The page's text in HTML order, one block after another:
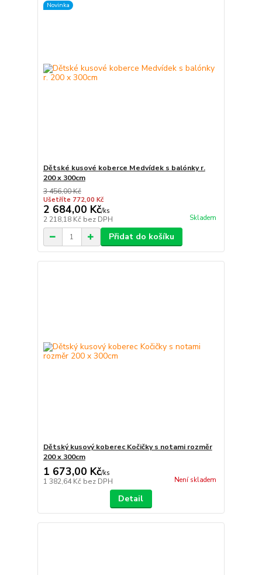
Novinka
Dětské kusové koberce Medvídek s balónky r.
200 x 300cm
3 456,00 Kč
Ušetříte 772,00 Kč
2 684,00 Kč/ks
2 218,18 Kč bez DPH Skladem
Přidat do košíku
Dětský kusový koberec Kočičky s notami rozměr
200 x 300cm
1 673,00 Kč/ks
1 382,64 Kč bez DPH Není skladem
Detail